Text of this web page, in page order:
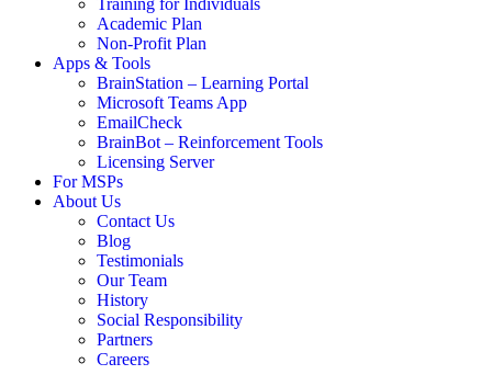
Training for Individuals
Academic Plan
Non-Profit Plan
Apps & Tools
BrainStation – Learning Portal
Microsoft Teams App
EmailCheck
BrainBot – Reinforcement Tools
Licensing Server
For MSPs
About Us
Contact Us
Blog
Testimonials
Our Team
History
Social Responsibility
Partners
Careers